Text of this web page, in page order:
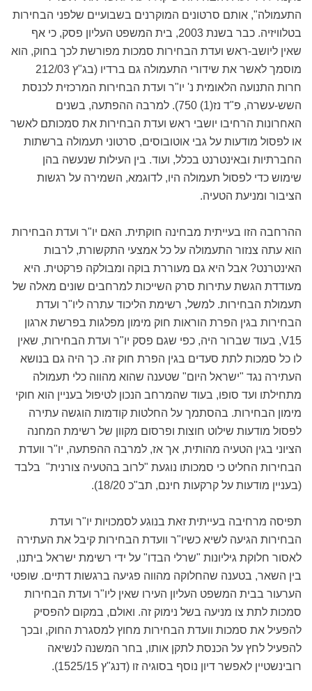
התעמולה", אותם סרטונים המוקרנים בשבועיים שלפני הבחירות
בטלוויזיה. כבר בשנת 2003, בית המשפט העליון פסק, כי אף
שאין ליושב-ראש ועדת הבחירות סמכות מפורשת לכך בחוק, הוא
מוסמך לאשר את שידורי התעמולה גם ברדיו (בג"ץ 212/03
חרות התנועה הלאומית נ' יו"ר ועדת הבחירות המרכזית לכנסת
השש-עשרה, פ"ד נז(1) 750). למרבה ההפתעה, בשנים
האחרונות הרחיבו יושבי ראש ועדת הבחירות את סמכותם לאשר
או לפסול מודעות על גבי אוטובוסים, סרטוני תעמולה ברשתות
החברתיות ובאינטרנט בכלל, ועוד. בין העילות שנעשה בהן
שימוש כדי לפסול תעמולה היו, לדוגמא, השמירה על רגשות
הציבור ומניעת הטעיה.
ההרחבה הזו בעייתית מבחינה חוקתית. האם יו"ר ועדת הבחירות
הוא עתה צנזור התעמולה על כל אמצעי התקשורת, לרבות
האינטרנט? אבל היא גם מעוררת בוקה ומבולקה פרקטית. היא
מעודדת הגשת עתירות סרק השייכות למרחבים שונים מאלה של
תעמולת הבחירות. למשל, רשימת הליכוד עתרה ליו"ר ועדת
הבחירות בגין הפרת הוראות חוק מימון מפלגות בפרשת ארגון
V15, בעוד שברור היה, כפי שגם פסק יו"ר ועדת הבחירות, שאין
לו כל סמכות לתת סעדים בגין הפרת חוק זה. כך היה גם בנושא
העתירה נגד "ישראל היום" שטענה שהוא מהווה כלי תעמולה
מתחילתו ועד סופו, בעוד שהמרחב הנכון לטיפול בעניין הוא חוקי
מימון הבחירות. בהסתמך על החלטות קודמות הוגשה עתירה
לפסול מודעות שילוט חוצות ופרסום מקוון של רשימת המחנה
הציוני בגין הטעיה מהותית, אך אז, למרבה ההפתעה, יו"ר וועדת
הבחירות החליט כי סמכותו נוגעת "לרוב בהטעיה צורנית" בלבד
(בעניין מודעות על קרקעות חינם, תב"כ 18/20).
תפיסה מרחיבה בעייתית זאת בנוגע לסמכויות יו"ר ועדת
הבחירות הגיעה לשיא כשיו"ר וועדת הבחירות קיבל את העתירה
לאסור חלוקת גיליונות "שרלי הבדו" על ידי רשימת ישראל ביתנו,
בין השאר, בטענה שהחלוקה מהווה פגיעה ברגשות דתיים. שופטי
הערעור בבית המשפט העליון העירו שאין ליו"ר ועדת הבחירות
סמכות לתת צו מניעה בשל נימוק זה. ואולם, במקום להפסיק
להפעיל את סמכות וועדת הבחירות מחוץ למסגרת החוק, ובכך
להפעיל לחץ על הכנסת לתקן אותו, בחר המשנה לנשיאה
רובינשטיין לאפשר דיון נוסף בסוגיה זו (דנג"ץ 1525/15).